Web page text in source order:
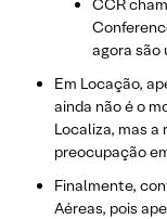
CCR
agora são
Em Locação,
ainda não é o
Localiza, mas a
preocupação
Finalmente,
Aéreas, pois